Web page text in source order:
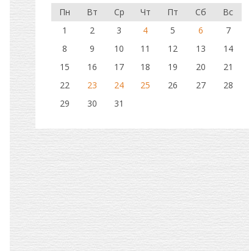
Пн
Вт Ср Чт Пт Сб
Вс
1
2 3 4 5 6
7
8
9 10 11 12 13
14
15
16 17 18 19 20
21
22
23 24 25 26 27
28
29
30 31